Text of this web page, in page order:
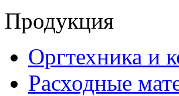
Продукция
Оргтехника и
Расходные